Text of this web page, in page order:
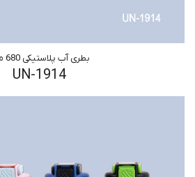
بطری آب پلاستیکی 680 میل
UN-1914